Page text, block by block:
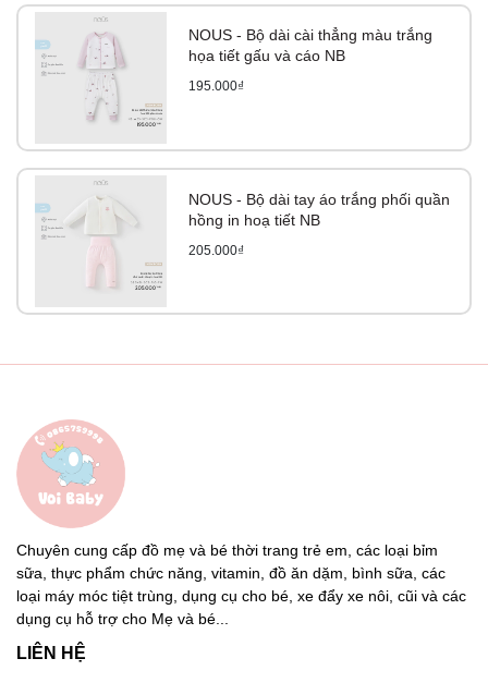
NOUS - Bộ dài cài thẳng màu trắng
họa tiết gấu và cáo NB
195.000₫
NOUS - Bộ dài tay áo trắng phối quần
hồng in hoạ tiết NB
205.000₫
Chuyên cung cấp đồ mẹ và bé thời trang trẻ em, các loại bỉm
sữa, thực phẩm chức năng, vitamin, đồ ăn dặm, bình sữa, các
loại máy móc tiệt trùng, dụng cụ cho bé, xe đẩy xe nôi, cũi và các
dụng cụ hỗ trợ cho Mẹ và bé...
LIÊN HỆ